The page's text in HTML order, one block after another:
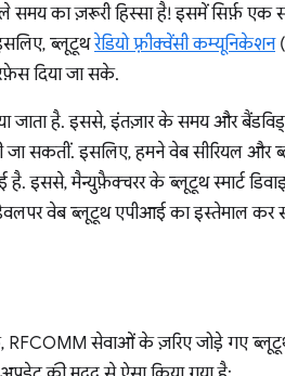
का ज़रूरी हिस्सा है! इसमें सिर्फ़ एक
ब्लूटूथरेडियो फ़्रीक्वेंसी कम्यूनिकेशन
दिया जा सके.
जाता है. इससे, इंतज़ार के समय और
जा सकतीं. इसलिए, हमने वेब सीरियल और
इससे, मैन्युफ़ैक्चरर के ब्लूटूथ स्मार्ट
वेब ब्लूटूथ एपीआई का इस्तेमाल कर
RFCOMM सेवाओं के ज़रिए जोड़े गए